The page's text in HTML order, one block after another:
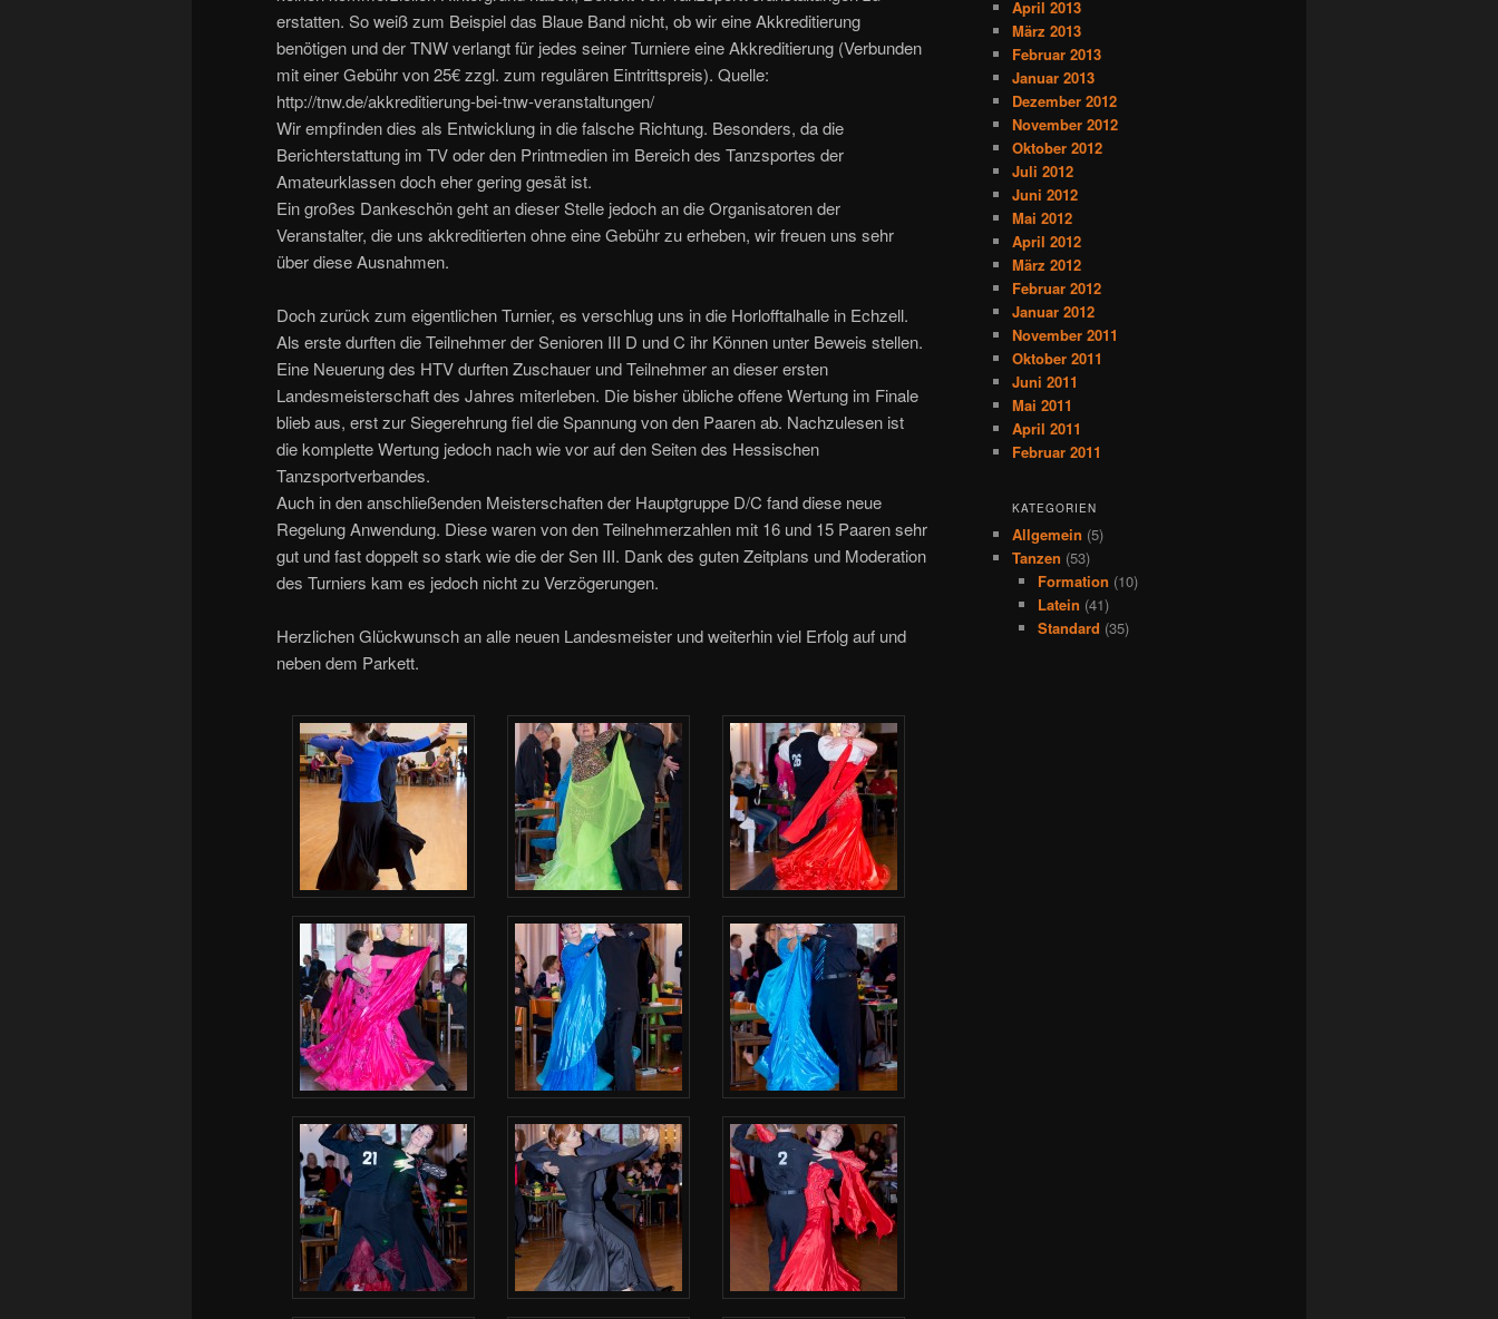
erstatten. So weiß zum Beispiel das Blaue Band nicht, ob wir eine Akkreditierung
benötigen und der TNW verlangt für jedes seiner Turniere eine Akkreditierung (Verbunden
mit einer Gebühr von 25€ zzgl. zum regulären Eintrittspreis). Quelle:
http://tnw.de/akkreditierung-bei-tnw-veranstaltungen/
Wir empfinden dies als Entwicklung in die falsche Richtung. Besonders, da die
Berichterstattung im TV oder den Printmedien im Bereich des Tanzsportes der
Amateurklassen doch eher gering gesät ist.
Ein großes Dankeschön geht an dieser Stelle jedoch an die Organisatoren der
Veranstalter, die uns akkreditierten ohne eine Gebühr zu erheben, wir freuen uns sehr
über diese Ausnahmen.
Doch zurück zum eigentlichen Turnier, es verschlug uns in die Horlofftalhalle in Echzell.
Als erste durften die Teilnehmer der Senioren III D und C ihr Können unter Beweis stellen.
Eine Neuerung des HTV durften Zuschauer und Teilnehmer an dieser ersten
Landesmeisterschaft des Jahres miterleben. Die bisher übliche offene Wertung im Finale
blieb aus, erst zur Siegerehrung fiel die Spannung von den Paaren ab. Nachzulesen ist
die komplette Wertung jedoch nach wie vor auf den Seiten des Hessischen
Tanzsportverbandes.
Auch in den anschließenden Meisterschaften der Hauptgruppe D/C fand diese neue
Regelung Anwendung. Diese waren von den Teilnehmerzahlen mit 16 und 15 Paaren sehr
gut und fast doppelt so stark wie die der Sen III. Dank des guten Zeitplans und Moderation
des Turniers kam es jedoch nicht zu Verzögerungen.
Herzlichen Glückwunsch an alle neuen Landesmeister und weiterhin viel Erfolg auf und
neben dem Parkett.
April 2013
März 2013
Februar 2013
Januar 2013
Dezember 2012
November 2012
Oktober 2012
Juli 2012
Juni 2012
Mai 2012
April 2012
März 2012
Februar 2012
Januar 2012
November 2011
Oktober 2011
Juni 2011
Mai 2011
April 2011
Februar 2011
KATEGORIEN
Allgemein (5)
Tanzen (53)
Formation (10)
Latein (41)
Standard (35)